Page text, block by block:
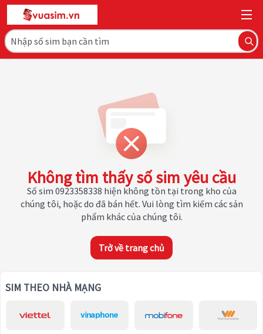
Không tìm thấy số sim yêu cầu
Số sim 0923358338 hiện không tồn tại trong kho của
chúng tôi, hoặc do đã bán hết. Vui lòng tìm kiếm các sản
phẩm khác của chúng tôi.
Trở về trang chủ
SIM THEO NHÀ MẠNG